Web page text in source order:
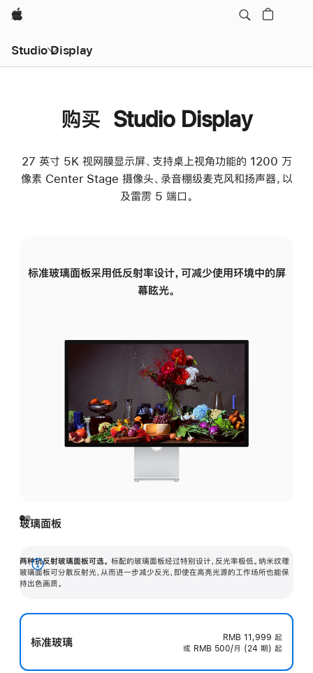
Apple
Studio Display
购买 Studio Display
27 英寸 5K 视网膜显示屏、支持桌上视角功能的 1200 万
像素 Center Stage 摄像头、录音棚级麦克风和扬声器，以
及雷雳 5 端口。
标准玻璃面板采用低反射率设计，可减少使用环境中的屏
幕眩光。
玻璃面板
两种抗反射玻璃面板可选。 标配的玻璃面板经过特别设计，反光率极低。纳米纹理
玻璃面板可分散反射光，从而进一步减少反光，即使在高亮光源的工作场所也能保
持出色画质。
展
开
标准玻璃 RMB 11,999 起
或 RMB 500/月 (24 期) 起